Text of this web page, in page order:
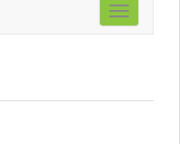
Toggle
navigation